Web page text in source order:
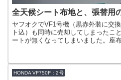
全天候シート布地と、張替用
ヤフオクでVF1号機（黒赤外装に交
ト込）も同時に売却してしまったこ
ートが無くなってしまいました。座
HONDA VF750F：2号